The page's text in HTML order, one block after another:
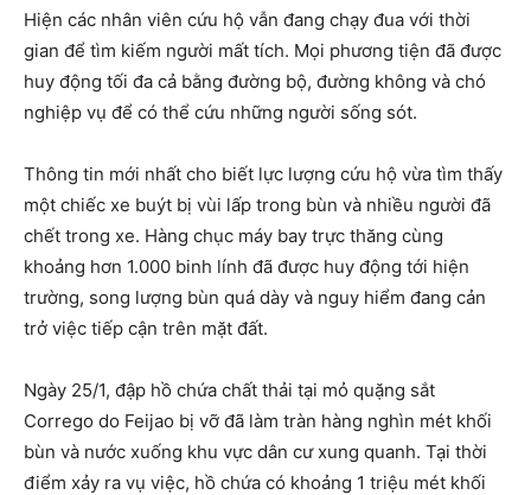
Hiện các nhân viên cứu hộ vẫn đang chạy đua với thời
gian để tìm kiếm người mất tích. Mọi phương tiện đã được
huy động tối đa cả bằng đường bộ, đường không và chó
nghiệp vụ để có thể cứu những người sống sót.
Thông tin mới nhất cho biết lực lượng cứu hộ vừa tìm thấy
một chiếc xe buýt bị vùi lấp trong bùn và nhiều người đã
chết trong xe. Hàng chục máy bay trực thăng cùng
khoảng hơn 1.000 binh lính đã được huy động tới hiện
trường, song lượng bùn quá dày và nguy hiểm đang cản
trở việc tiếp cận trên mặt đất.
Ngày 25/1, đập hồ chứa chất thải tại mỏ quặng sắt
Corrego do Feijao bị vỡ đã làm tràn hàng nghìn mét khối
bùn và nước xuống khu vực dân cư xung quanh. Tại thời
điểm xảy ra vụ việc, hồ chứa có khoảng 1 triệu mét khối